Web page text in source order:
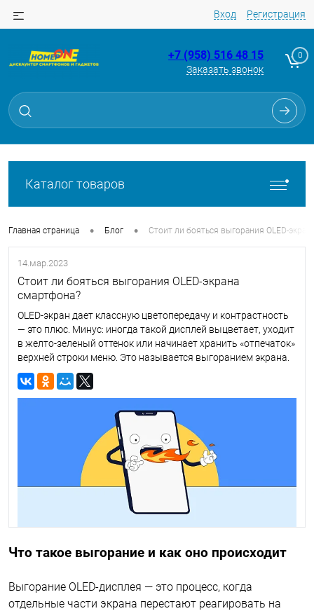
Вход Регистрация
+7 (958) 516 48 15
Заказать звонок
0
Каталог товаров
Главная страница • Блог • Стоит ли бояться выгорания OLED-
14.мар.2023
Стоит ли бояться выгорания OLED-экрана
смартфона?
OLED-экран дает классную цветопередачу и контрастность
— это плюс. Минус: иногда такой дисплей выцветает, уходит
в желто-зеленый оттенок или начинает хранить «отпечаток»
верхней строки меню. Это называется выгоранием экрана.
Что такое выгорание и как оно происходит
Выгорание OLED-дисплея — это процесс, когда
отдельные части экрана перестают реагировать на